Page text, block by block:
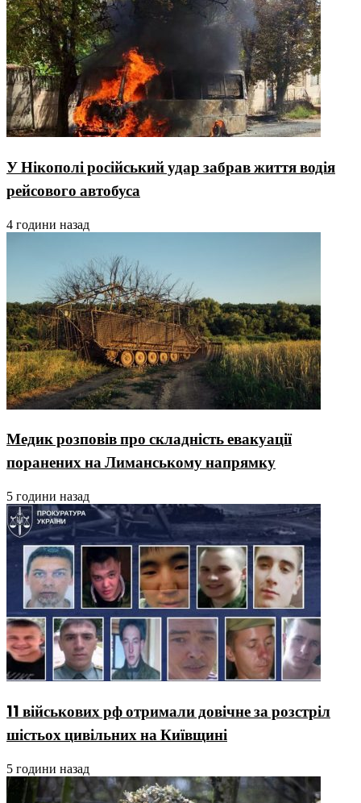
У Нікополі російський удар забрав життя водія
рейсового автобуса
4 години назад
Медик розповів про складність евакуації
поранених на Лиманському напрямку
5 години назад
11 військових рф отримали довічне за розстріл
шістьох цивільних на Київщині
5 години назад